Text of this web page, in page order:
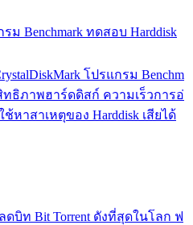
ม Benchmark ทดสอบ Harddisk
โปรแกรม Benchm
ธิภาพฮาร์ดดิสก์ ความเร็วการอ่
ช้หาสาเหตุของ Harddisk เสียได้
ดบิท Bit Torrent ดังที่สุดในโลก ฟ